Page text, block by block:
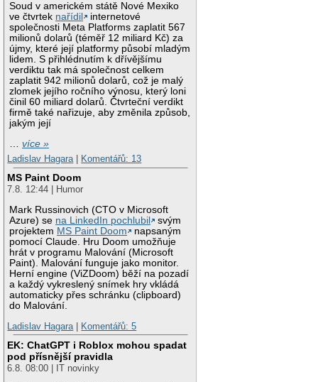
Soud v americkém státě Nové Mexiko
ve čtvrtek nařídil
internetové
společnosti Meta Platforms zaplatit 567
milionů dolarů (téměř 12 miliard Kč) za
újmy, které její platformy působí mladým
lidem. S přihlédnutím k dřívějšímu
verdiktu tak má společnost celkem
zaplatit 942 milionů dolarů, což je malý
zlomek jejího ročního výnosu, který loni
činil 60 miliard dolarů. Čtvrteční verdikt
firmě také nařizuje, aby změnila způsob,
jakým její
…více »
Ladislav Hagara| Komentářů: 13
MS Paint Doom
7.8. 12:44 | Humor
Mark Russinovich (CTO v Microsoft
Azure) se na LinkedIn pochlubil
svým
projektem MS Paint Doom
napsaným
pomocí Claude. Hru Doom umožňuje
hrát v programu Malování (Microsoft
Paint). Malování funguje jako monitor.
Herní engine (ViZDoom) běží na pozadí
a každý vykreslený snímek hry vkládá
automaticky přes schránku (clipboard)
do Malování.
Ladislav Hagara| Komentářů: 5
EK: ChatGPT i Roblox mohou spadat
pod přísnější pravidla
6.8. 08:00 | IT novinky